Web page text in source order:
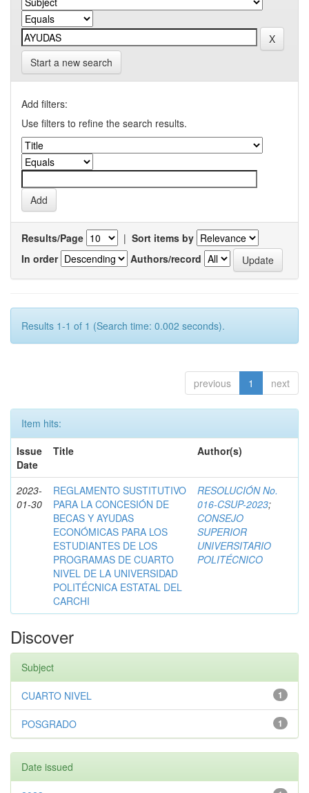
Start a new search
Add filters:
Use filters to refine the search results.
Results/Page | Sort items by
In order
Authors/record
Results 1-1 of 1 (Search time: 0.002 seconds).
previous 1 next
Item hits:
Issue
Date
Title Author(s)
2023-
01-30
REGLAMENTO SUSTITUTIVO
PARA LA CONCESIÓN DE
BECAS Y AYUDAS
ECONÓMICAS PARA LOS
ESTUDIANTES DE LOS
PROGRAMAS DE CUARTO
NIVEL DE LA UNIVERSIDAD
POLITÉCNICA ESTATAL DEL
CARCHI
RESOLUCIÓN No.
016-CSUP-2023;
CONSEJO
SUPERIOR
UNIVERSITARIO
POLITÉCNICO
Discover
Subject
1
CUARTO NIVEL
1
POSGRADO
Date issued